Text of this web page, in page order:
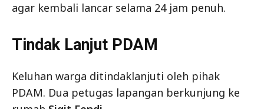
agar kembali lancar selama 24 jam penuh.
Tindak Lanjut PDAM
Keluhan warga ditindaklanjuti oleh pihak
PDAM. Dua petugas lapangan berkunjung ke